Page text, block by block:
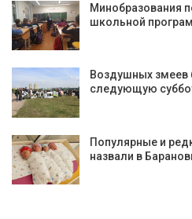
Минобразования
школьной
Воздушных змеев
следующую
Популярные и
назвали в